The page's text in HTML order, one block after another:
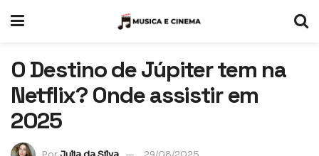
O Destino de Júpiter tem na
Netflix? Onde assistir em
2025